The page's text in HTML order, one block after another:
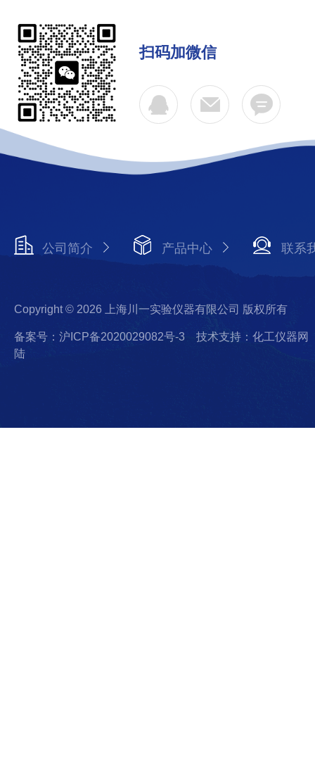
扫码加微信
公司简介 产品中心 联系
Copyright © 2026 上海川一实验仪器有限公司 版权所有
备案号：沪ICP备2020029082号-3
技术支持：化工仪器网
陆